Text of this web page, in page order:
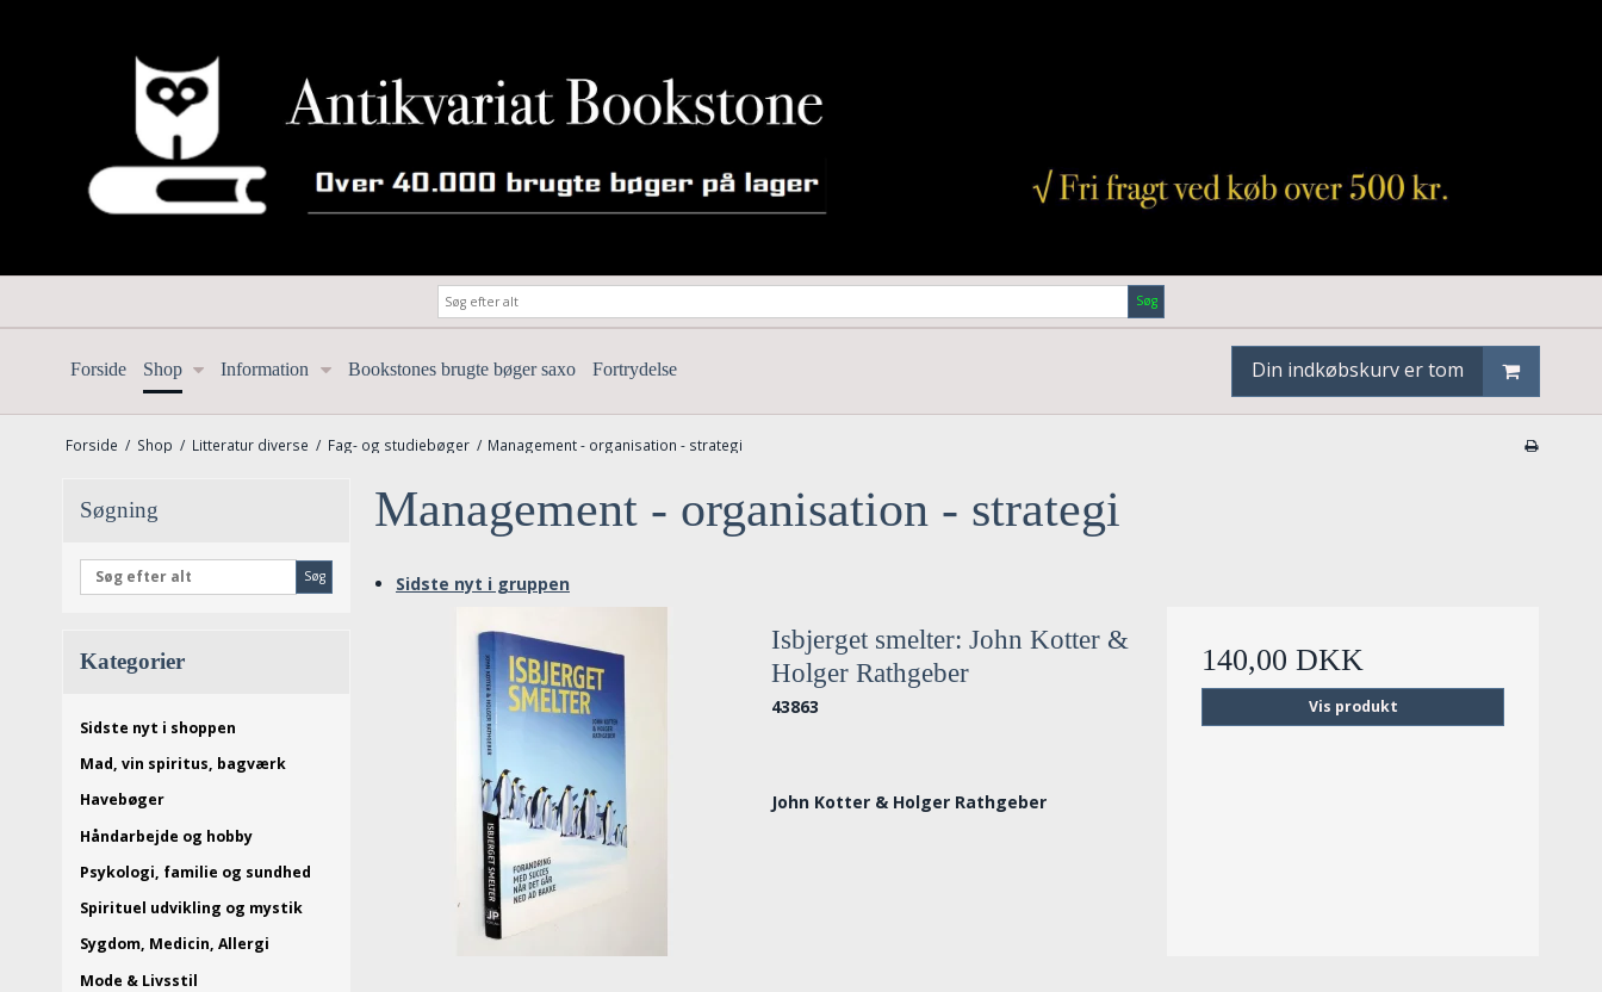
Søg
Forside Shop Information Bookstones brugte bøger saxo Fortrydelse Din indkøbskurv er tom
Forside / Shop / Litteratur diverse / Fag- og studiebøger / Management - organisation - strategi
Søgning
Søg
Kategorier
Sidste nyt i shoppen
Mad, vin spiritus, bagværk
Havebøger
Håndarbejde og hobby
Psykologi, familie og sundhed
Spirituel udvikling og mystik
Sygdom, Medicin, Allergi
Mode & Livsstil
Management - organisation - strategi
Sidste nyt i gruppen
Isbjerget smelter: John Kotter &
Holger Rathgeber
43863
John Kotter & Holger Rathgeber
140,00 DKK
Vis produkt